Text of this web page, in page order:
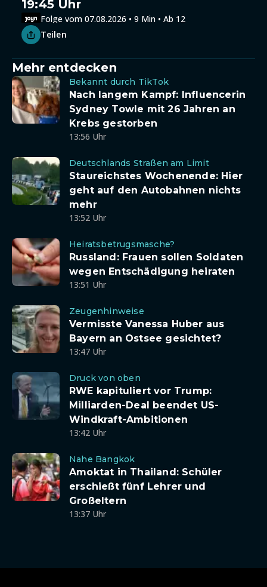
19:45 Uhr
Folge vom 07.08.2026 • 9 Min • Ab 12
Teilen
Mehr entdecken
Bekannt durch TikTok
Nach langem Kampf: Influencerin
Sydney Towle mit 26 Jahren an
Krebs gestorben
13:56 Uhr
Deutschlands Straßen am Limit
Staureichstes Wochenende: Hier
geht auf den Autobahnen nichts
mehr
13:52 Uhr
Heiratsbetrugsmasche?
Russland: Frauen sollen Soldaten
wegen Entschädigung heiraten
13:51 Uhr
Zeugenhinweise
Vermisste Vanessa Huber aus
Bayern an Ostsee gesichtet?
13:47 Uhr
Druck von oben
RWE kapituliert vor Trump:
Milliarden-Deal beendet US-
Windkraft-Ambitionen
13:42 Uhr
Nahe Bangkok
Amoktat in Thailand: Schüler
erschießt fünf Lehrer und
Großeltern
13:37 Uhr